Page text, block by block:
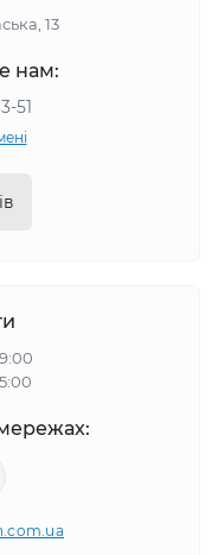
13
нам:
51